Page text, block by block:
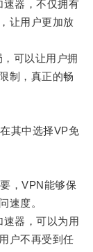
器，不仅拥有
让用户更加放
可以让用户拥
制，真正的畅
其中选择VP免
，VPN能够保
速度。
器，可以为用
户不再受到任